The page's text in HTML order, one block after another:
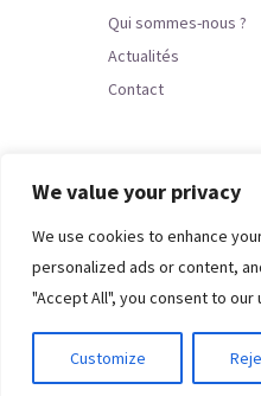
We value your privacy
We use cookies to enhance
personalized ads or content,
"Accept All", you consent to our
Customize
Qui sommes-nous ?
Actualités
Contact
Copyright